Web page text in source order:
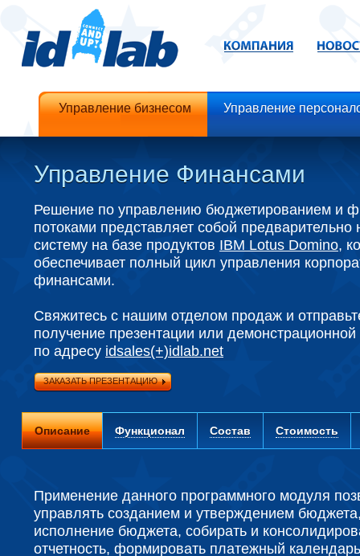
Управление бизнесом Управление
Управление Финансами
Решение по управлению бюджетированием и
потоками представляет собой предварительно
систему на базе продуктов IBM Lotus Domino,
обеспечивает полный цикл управления
финансами.
Свяжитесь с нашим отделом продаж и
получение презентации или демонстрационной
по адресу idsales(+)idlab.net
ЗАКАЗАТЬ ПРЕЗЕНТАЦИЮ
Описание Функционал Состав Стоимость
Применение данного программного модуля
управлять созданием и утверждением
исполнение бюджета, собирать и
отчетность, формировать платежный